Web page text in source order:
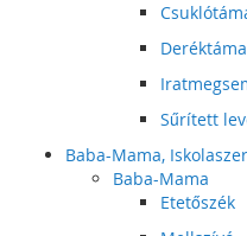
Sűrített
Baba-Mama,
Baba-Mama
Etetőszék